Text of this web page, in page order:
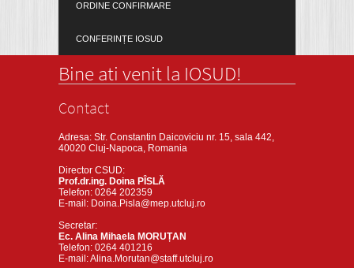
ORDINE CONFIRMARE
CONFERINȚE IOSUD
Bine ati venit la IOSUD!
Contact
Adresa: Str. Constantin Daicoviciu nr. 15, sala 442,
40020 Cluj-Napoca, Romania
Director CSUD:
Prof.dr.ing. Doina PÎSLĂ
Telefon: 0264 202359
E-mail: Doina.Pisla@mep.utcluj.ro
Secretar:
Ec. Alina Mihaela MORUȚAN
Telefon: 0264 401216
E-mail: Alina.Morutan@staff.utcluj.ro